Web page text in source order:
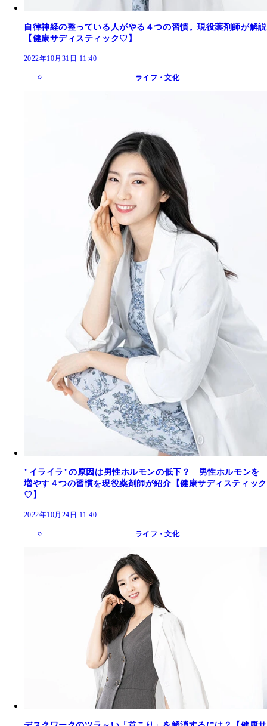
自律神経の整っている人がやる４つの習慣。現役薬剤師が解説
【健康サディスティック♡】
2022年10月31日 11:40
ライフ・文化
"イライラ"の原因は男性ホルモンの低下？ 男性ホルモンを
増やす４つの習慣を現役薬剤師が紹介【健康サディスティック
♡】
2022年10月24日 11:40
ライフ・文化